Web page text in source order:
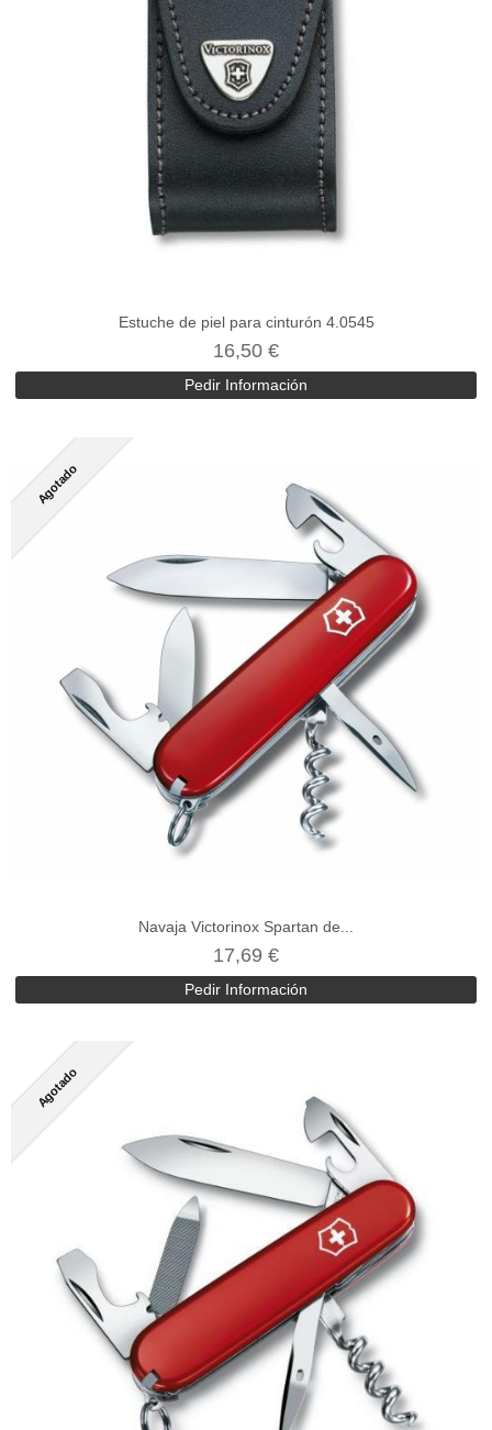
Estuche de piel para cinturón 4.0545
16,50 €
Pedir Información
Agotado
Navaja Victorinox Spartan de...
17,69 €
Pedir Información
Agotado